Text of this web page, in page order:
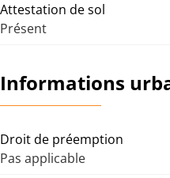
Attestation de sol
Présent
Informations
Droit de préemption
Pas applicable